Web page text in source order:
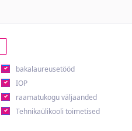
bakalaureusetööd
IOP
raamatukogu väljaanded
Tehnikaülikooli toimetised